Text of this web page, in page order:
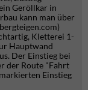
Geröllkar in
kann man über
Kletterei 1-
Hauptwand
Der Einstieg bei
der Route "Fahrt
Einstieg